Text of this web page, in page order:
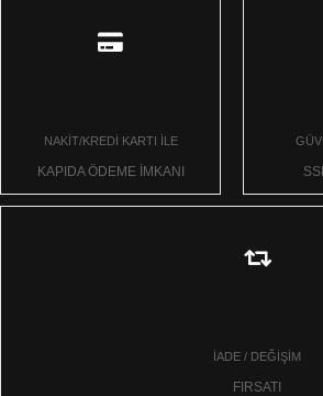
NAKİT/KREDİ KARTI İLE
KAPIDA ÖDEME İMKANI
İADE / DEĞİŞİM
FIRSATI